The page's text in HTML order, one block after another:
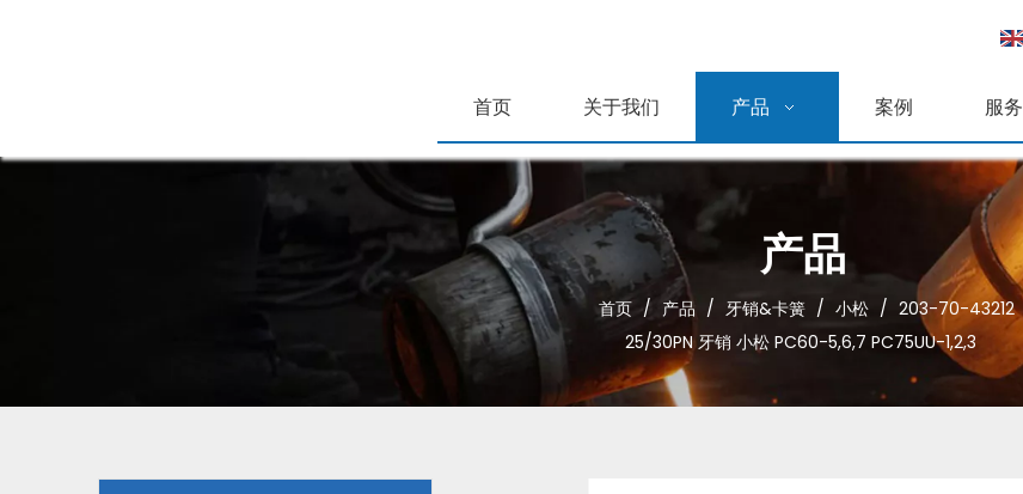
首页 关于我们 产品 案例 服务
产品
首页 / 产品 / 牙销&卡簧 / 小松 / 203-70-43212
25/30PN 牙销 小松 PC60-5,6,7 PC75UU-1,2,3